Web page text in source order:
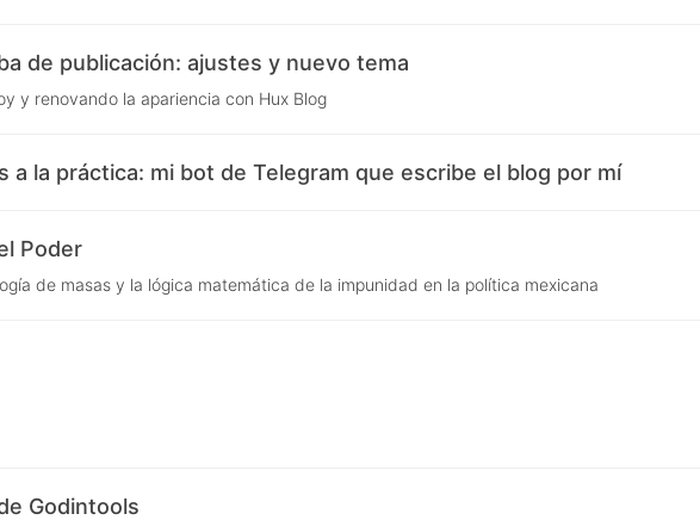
de publicación: ajustes y nuevo tema
y renovando la apariencia con Hux Blog
a la práctica: mi bot de Telegram que escribe el blog por mí
Poder
de masas y la lógica matemática de la impunidad en la política mexicana
Godintools